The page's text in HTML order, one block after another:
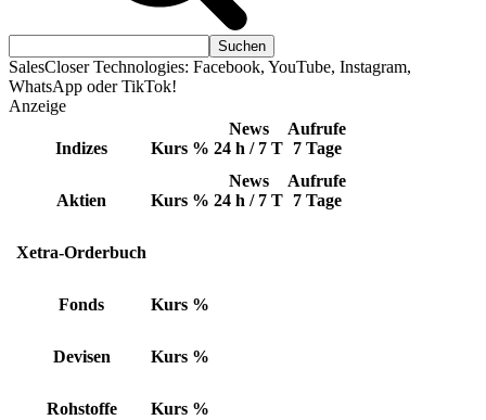
SalesCloser Technologies: Facebook, YouTube, Instagram,
WhatsApp oder TikTok!
Anzeige
Indizes Kurs %
News
24 h / 7 T
Aufrufe
7 Tage
Aktien Kurs %
News
24 h / 7 T
Aufrufe
7 Tage
Xetra-Orderbuch
Fonds Kurs %
Devisen Kurs %
Rohstoffe Kurs %